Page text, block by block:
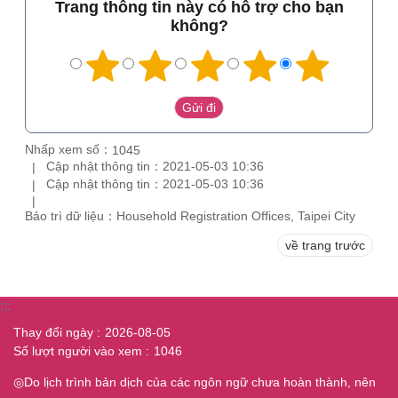
Trang thông tin này có hỗ trợ cho bạn
không?
Nhấp xem số： 1045
Cập nhật thông tin：2021-05-03 10:36
Cập nhật thông tin：2021-05-03 10:36
Bảo trì dữ liệu：Household Registration Offices, Taipei City
về trang trước
:::
Thay đổi ngày
2026-08-05
Số lượt người vào xem
1046
◎Do lịch trình bản dịch của các ngôn ngữ chưa hoàn thành, nên